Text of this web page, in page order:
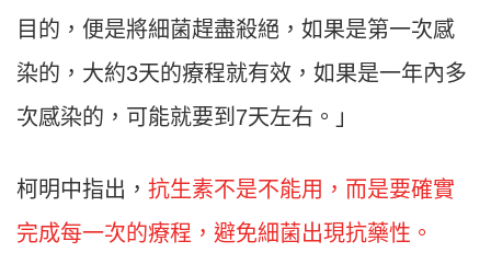
目的，便是將細菌趕盡殺絕，如果是第一次感
染的，大約3天的療程就有效，如果是一年內多
次感染的，可能就要到7天左右。」
柯明中指出， 抗生素不是不能用，而是要確實
完成每一次的療程，避免細菌出現抗藥性。